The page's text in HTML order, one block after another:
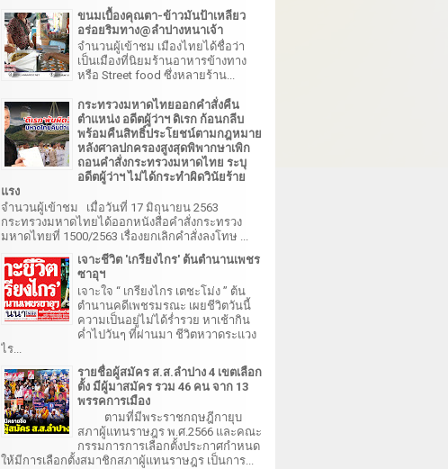
ขนมเบื้องคุณตา-ข้าวมันป้าเหลียว
อร่อยริมทาง@ลำปางหนาเจ้า
จำนวนผู้เข้าชม เมืองไทยได้ชื่อว่า
เป็นเมืองที่นิยมร้านอาหารข้างทาง
หรือ Street food ซึ่งหลายร้าน...
กระทรวงมหาดไทยออกคำสั่งคืน
ตำแหน่ง อดีตผู้ว่าฯ ดิเรก ก้อนกลีบ
พร้อมคืนสิทธิ์ประโยชน์ตามกฎหมาย
หลังศาลปกครองสูงสุดพิพากษาเพิก
ถอนคำสั่งกระทรวงมหาดไทย ระบุ
อดีตผู้ว่าฯ ไม่ได้กระทำผิดวินัยร้าย
แรง
จำนวนผู้เข้าชม เมื่อวันที่ 17 มิถุนายน 2563
กระทรวงมหาดไทยได้ออกหนังสือคำสั่งกระทรวง
มหาดไทยที่ 1500/2563 เรื่องยกเลิกคำสั่งลงโทษ ...
เจาะชีวิต 'เกรียงไกร' ต้นตำนานเพชร
ซาอุฯ
เจาะใจ “ เกรียงไกร เตชะโม่ง ” ต้น
ตำนานคดีเพชรมรณะ เผยชีวิตวันนี้
ความเป็นอยู่ไม่ได้ร่ำรวย หาเช้ากิน
ค่ำไปวันๆ ที่ผ่านมา ชีวิตหวาดระแวง
ไร...
รายชื่อผู้สมัคร ส.ส.ลำปาง 4 เขตเลือก
ตั้ง มีผู้มาสมัคร รวม 46 คน จาก 13
พรรคการเมือง
ตามที่มีพระราชกฤษฎีกายุบ
สภาผู้แทนราษฎร พ.ศ.2566 และคณะ
กรรมการการเลือกตั้งประกาศกำหนด
ให้มีการเลือกตั้งสมาชิกสภาผู้แทนราษฎร เป็นการ...